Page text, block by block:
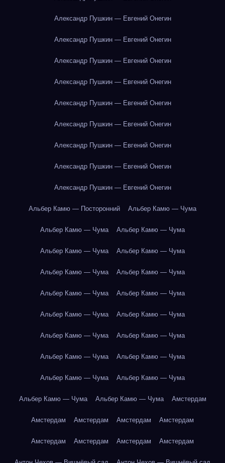
Александр Пушкин — Евгений Онегин
Александр Пушкин — Евгений Онегин
Александр Пушкин — Евгений Онегин
Александр Пушкин — Евгений Онегин
Александр Пушкин — Евгений Онегин
Александр Пушкин — Евгений Онегин
Александр Пушкин — Евгений Онегин
Александр Пушкин — Евгений Онегин
Александр Пушкин — Евгений Онегин
Альбер Камю — Посторонний Альбер Камю — Чума
Альбер Камю — Чума Альбер Камю — Чума
Альбер Камю — Чума Альбер Камю — Чума
Альбер Камю — Чума Альбер Камю — Чума
Альбер Камю — Чума Альбер Камю — Чума
Альбер Камю — Чума Альбер Камю — Чума
Альбер Камю — Чума Альбер Камю — Чума
Альбер Камю — Чума Альбер Камю — Чума
Альбер Камю — Чума Альбер Камю — Чума
Альбер Камю — Чума Альбер Камю — Чума Амстердам
Амстердам Амстердам Амстердам Амстердам
Амстердам Амстердам Амстердам Амстердам